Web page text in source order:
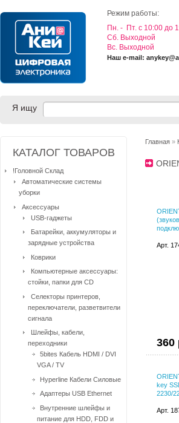
Режим работы:
Пн. - Пт. с 10:00 до
Cб. Выходной
Вс. Выходной
Наш e-mail:
Я ищу
Главная »
Арт.
360
key
2230/
Арт.
КАТАЛОГ ТОВАРОВ
!Головной Склад
Автоматические системы
уборки
Аксессуары
USB-гаджеты
Батарейки, аккумуляторы и
зарядные устройства
Коврики
Компьютерные аксессуары:
стойки, папки для CD
Селекторы принтеров,
переключатели, разветвители
сигнала
Шлейфы, кабели,
переходники
5bites Кабель HDMI / DVI
VGA / TV
Hyperline Кабели Силовые
Адаптеры USB Ethernet
Внутренние шлейфы и
питание для HDD, FDD и